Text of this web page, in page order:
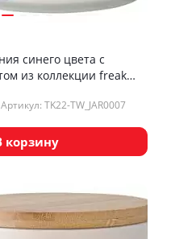
синего цвета с
из коллекции freak
Артикул: TK22-TW_JAR0007
корзину